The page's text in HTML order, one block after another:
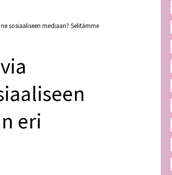
sosiaaliseen mediaan? Selitämme
eri